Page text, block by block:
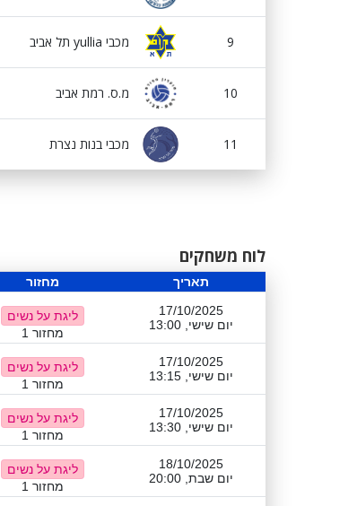
מכבי yullia תל אביב 9
מ.ס. רמת אביב 10
מכבי בנות נצרת 11
לוח משחקים
מחזור תאריך
ליגת על נשים
מחזור 1
17/10/2025
יום שישי, 13:00
ליגת על נשים
מחזור 1
17/10/2025
יום שישי, 13:15
ליגת על נשים
מחזור 1
17/10/2025
יום שישי, 13:30
ליגת על נשים
מחזור 1
18/10/2025
יום שבת, 20:00